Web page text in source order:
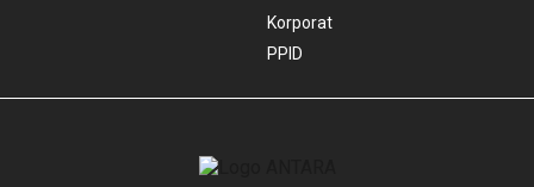
Korporat
PPID